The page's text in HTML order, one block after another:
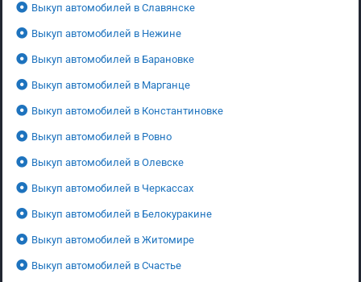
Выкуп автомобилей в Славянске
Выкуп автомобилей в Нежине
Выкуп автомобилей в Барановке
Выкуп автомобилей в Марганце
Выкуп автомобилей в Константиновке
Выкуп автомобилей в Ровно
Выкуп автомобилей в Олевске
Выкуп автомобилей в Черкассах
Выкуп автомобилей в Белокуракине
Выкуп автомобилей в Житомире
Выкуп автомобилей в Счастье